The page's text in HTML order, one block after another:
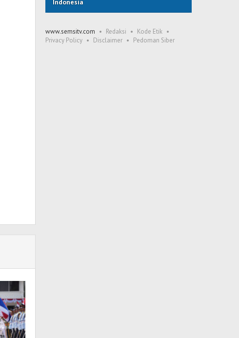
Indonesia
www.semsitv.com Redaksi
Kode Etik
Privacy Policy
Disclaimer Pedoman Siber